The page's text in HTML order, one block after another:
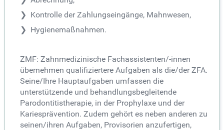
Kontrolle der Zahlungseingänge, Mahnwesen,
Hygienemaßnahmen.
ZMF: Zahnmedizinische Fachassistenten/-innen
übernehmen qualifiziertere Aufgaben als die/der ZFA.
Seine/Ihre Hauptaufgaben umfassen die
unterstützende und behandlungsbegleitende
Parodontitistherapie, in der Prophylaxe und der
Kariesprävention. Zudem gehört es neben anderen zu
seinen/ihren Aufgaben, Provisorien anzufertigen,